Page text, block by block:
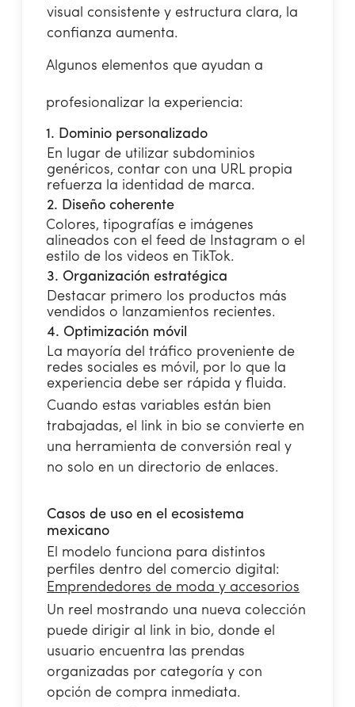
visual consistente y estructura clara, la
confianza aumenta.
Algunos elementos que ayudan a
profesionalizar la experiencia:
1. Dominio personalizado
En lugar de utilizar subdominios
genéricos, contar con una URL propia
refuerza la identidad de marca.
2. Diseño coherente
Colores, tipografías e imágenes
alineados con el feed de Instagram o el
estilo de los videos en TikTok.
3. Organización estratégica
Destacar primero los productos más
vendidos o lanzamientos recientes.
4. Optimización móvil
La mayoría del tráfico proveniente de
redes sociales es móvil, por lo que la
experiencia debe ser rápida y fluida.
Cuando estas variables están bien
trabajadas, el link in bio se convierte en
una herramienta de conversión real y
no solo en un directorio de enlaces.
Casos de uso en el ecosistema
mexicano
El modelo funciona para distintos
perfiles dentro del comercio digital:
Emprendedores de moda y accesorios
Un reel mostrando una nueva colección
puede dirigir al link in bio, donde el
usuario encuentra las prendas
organizadas por categoría y con
opción de compra inmediata.